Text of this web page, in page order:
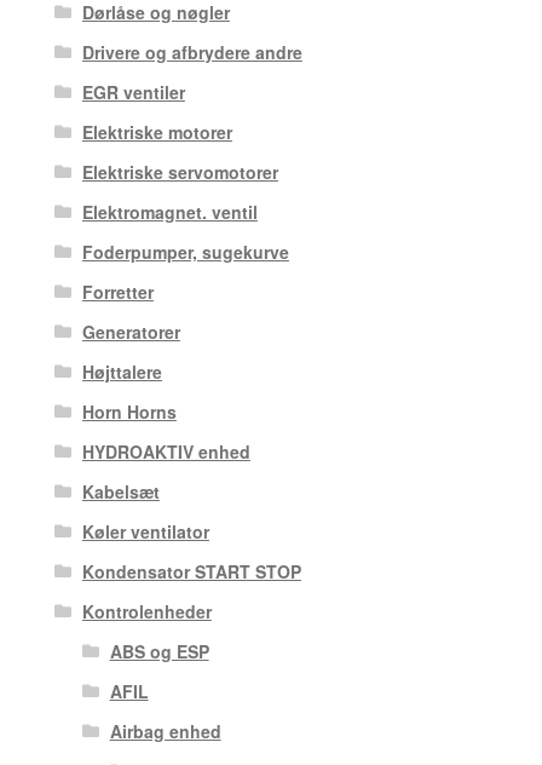
Dørlåse og nøgler
Drivere og afbrydere andre
EGR ventiler
Elektriske motorer
Elektriske servomotorer
Elektromagnet. ventil
Foderpumper, sugekurve
Forretter
Generatorer
Højttalere
Horn Horns
HYDROAKTIV enhed
Kabelsæt
Køler ventilator
Kondensator START STOP
Kontrolenheder
ABS og ESP
AFIL
Airbag enhed